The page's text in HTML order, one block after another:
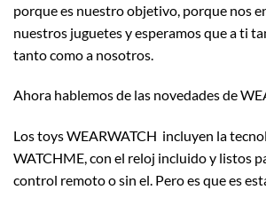
porque es nuestro objetivo, porque nos
nuestros juguetes y esperamos que a ti
tanto como a nosotros.
Ahora hablemos de las novedades de
Los toys WEARWATCH incluyen la
WATCHME, con el reloj incluido y listos
control remoto o sin el. Pero es que es